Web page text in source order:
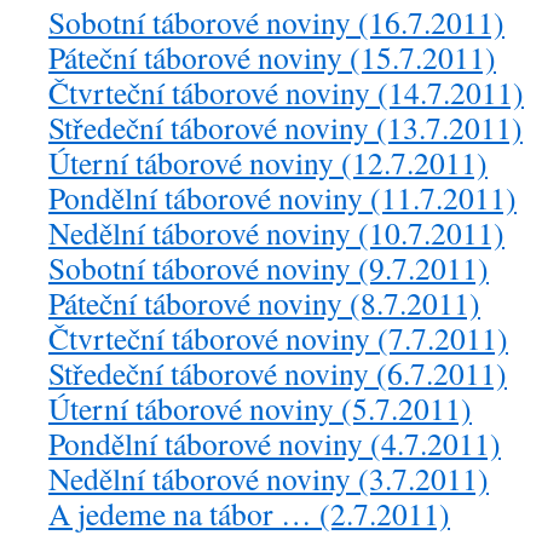
Sobotní táborové noviny (16.7.2011)
Páteční táborové noviny (15.7.2011)
Čtvrteční táborové noviny (14.7.2011)
Středeční táborové noviny (13.7.2011)
Úterní táborové noviny (12.7.2011)
Pondělní táborové noviny (11.7.2011)
Nedělní táborové noviny (10.7.2011)
Sobotní táborové noviny (9.7.2011)
Páteční táborové noviny (8.7.2011)
Čtvrteční táborové noviny (7.7.2011)
Středeční táborové noviny (6.7.2011)
Úterní táborové noviny (5.7.2011)
Pondělní táborové noviny (4.7.2011)
Nedělní táborové noviny (3.7.2011)
A jedeme na tábor … (2.7.2011)